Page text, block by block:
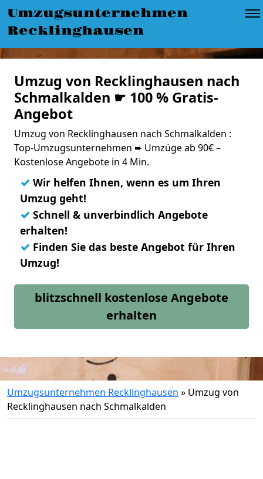
Umzugsunternehmen
Recklinghausen
Umzug von Recklinghausen nach
Schmalkalden ☛ 100 % Gratis-
Angebot
Umzug von Recklinghausen nach Schmalkalden :
Top-Umzugsunternehmen ➨ Umzüge ab 90€ –
Kostenlose Angebote in 4 Min.
✓ Wir helfen Ihnen, wenn es um Ihren
Umzug geht!
✓ Schnell & unverbindlich Angebote
erhalten!
✓ Finden Sie das beste Angebot für Ihren
Umzug!
blitzschnell kostenlose Angebote
erhalten
Umzugsunternehmen Recklinghausen » Umzug von
Recklinghausen nach Schmalkalden